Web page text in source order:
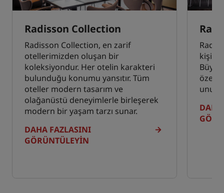
Radisson Collection
Radisson Collection, en zarif
otellerimizden oluşan bir
koleksiyondur. Her otelin karakteri
bulunduğu konumu yansıtır. Tüm
oteller modern tasarım ve
olağanüstü deneyimlerle birleşerek
modern bir yaşam tarzı sunar.
DAHA FAZLASINI
GÖRÜNTÜLEYIN
özen